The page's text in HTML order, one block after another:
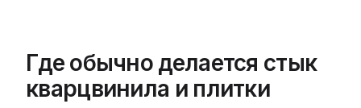
Где обычно делается стык
кварцвинила и плитки